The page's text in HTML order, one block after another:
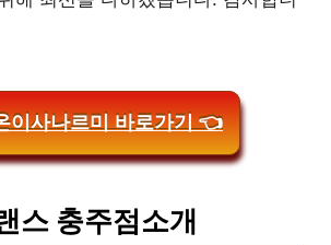
이사나르미 바로가기 👈
스 충주점소개